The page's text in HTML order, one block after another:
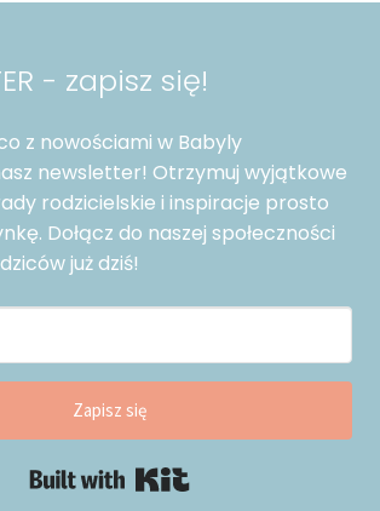
- zapisz się!
z nowościami w Babyly
newsletter! Otrzymuj wyjątkowe
rodzicielskie i inspiracje prosto
Dołącz do naszej społeczności
już dziś!
Zapisz się